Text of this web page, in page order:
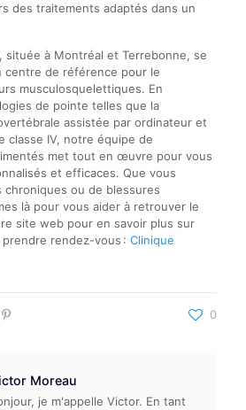
des traitements adaptés dans un
située à Montréal et Terrebonne, se
centre de référence pour le
musculosquelettiques. En
de pointe telles que la
assistée par ordinateur et
classe IV, notre équipe de
met tout en œuvre pour vous
et efficaces. Que vous
ou de blessures
là pour vous aider à retrouver le
site web pour en savoir plus sur
rendez-vous : Clinique
0
Moreau
je m'appelle Victor. En tant